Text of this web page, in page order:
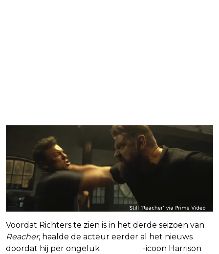
Voordat Richters te zien is in het derde seizoen van
Reacher, haalde de acteur eerder al het nieuws
doordat hij per ongeluk
-icoon Harrison